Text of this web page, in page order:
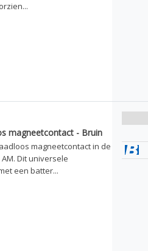
magneetcontact - Bruin
magneetcontact in de
Dit universele
een batter...